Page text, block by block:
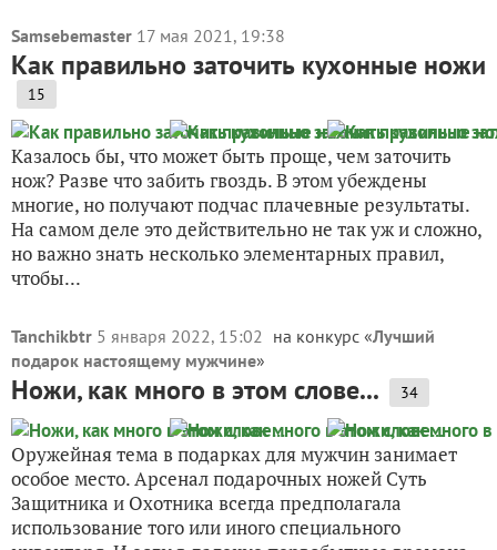
Samsebemaster 17 мая 2021, 19:38
Как правильно заточить кухонные ножи
15
Казалось бы, что может быть проще, чем заточить
нож? Разве что забить гвоздь. В этом убеждены
многие, но получают подчас плачевные результаты.
На самом деле это действительно не так уж и сложно,
но важно знать несколько элементарных правил,
чтобы...
Tanchikbtr 5 января 2022, 15:02 на конкурс «Лучший
подарок настоящему мужчине»
Ножи, как много в этом слове... 34
Оружейная тема в подарках для мужчин занимает
особое место. Арсенал подарочных ножей Суть
Защитника и Охотника всегда предполагала
использование того или иного специального